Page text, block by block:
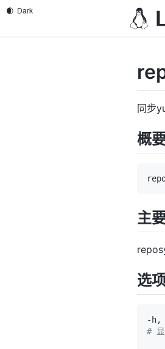
同步
概
主
选
-h,
# 显